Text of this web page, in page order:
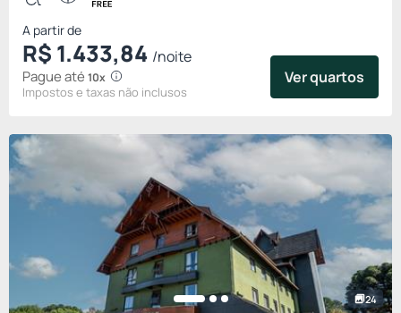
através de...
A partir de
R$ 1.433,84 /noite
Impostos e taxas não inclusos
Pague até 10x Ver quartos
24